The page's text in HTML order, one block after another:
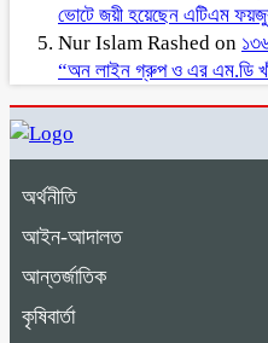
ভোটে জয়ী হয়েছেন এটিএম
Nur Islam Rashed on
“অন লাইন গ্রুপ ও এর এম.ডি
অর্থনীতি
আইন-আদালত
আন্তর্জাতিক
কৃষিবার্তা